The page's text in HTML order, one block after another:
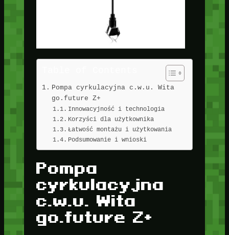
Pompa cyrkulacyjna c.w.u. Wita
go.future Z+
Innowacyjność i technologia
Korzyści dla użytkownika
Łatwość montażu i użytkowania
Podsumowanie i wnioski
Pompa
cyrkulacyjna
c.w.u. Wita
go.future Z+